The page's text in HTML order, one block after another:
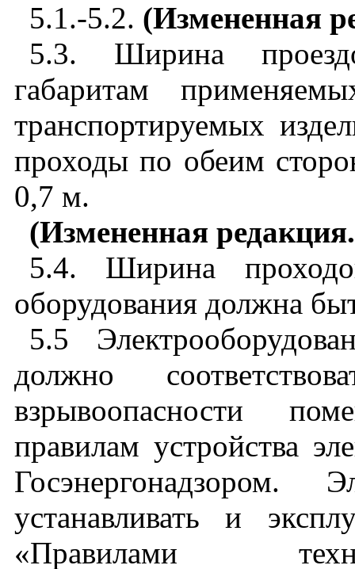
5.1.-5.2. (Измененная
5.3. Ширина
габаритам
транспортируемых
проходы по обеим
0,7 м.
(Измененная
5.4. Ширина
оборудования должна
5.5
должно
взрывоопасности
правилам устройства
Госэнергонадзором.
устанавливать и
«Правилами